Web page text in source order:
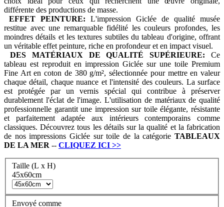
différente des productions de masse.
EFFET PEINTURE: L'impression Giclée de qualité musée
restitue avec une remarquable fidélité les couleurs profondes, les
moindres détails et les textures subtiles du tableau d'origine, offrant
un véritable effet peinture, riche en profondeur et en impact visuel.
DES MATÉRIAUX DE QUALITÉ SUPÉRIEURE: Ce
tableau est reproduit en impression Giclée sur une toile Premium
Fine Art en coton de 380 g/m², sélectionnée pour mettre en valeur
chaque détail, chaque nuance et l'intensité des couleurs. La surface
est protégée par un vernis spécial qui contribue à préserver
durablement l'éclat de l'image. L'utilisation de matériaux de qualité
professionnelle garantit une impression sur toile élégante, résistante
et parfaitement adaptée aux intérieurs contemporains comme
classiques. Découvrez tous les détails sur la qualité et la fabrication
de nos impressions Giclée sur toile de la catégorie TABLEAUX
DE LA MER -- CLIQUEZ ICI >>
Taille (L x H)
45x60cm
Envoyé comme